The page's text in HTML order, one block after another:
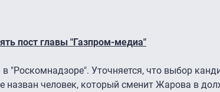
пост главы "Газпром-медиа"
"Роскомнадзоре". Уточняется, что выбор
назван человек, который сменит Жарова в